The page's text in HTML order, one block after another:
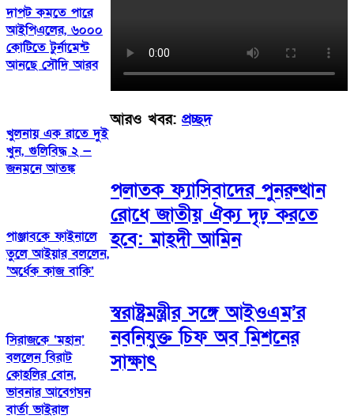
দাপট কমতে পারে
আইপিএলের, ৬০০০
কোটিতে টুর্নামেন্ট
আনছে সৌদি আরব
খুলনায় এক রাতে দুই
খুন, গুলিবিদ্ধ ২ —
জনমনে আতঙ্ক
পাঞ্জাবকে ফাইনালে
তুলে আইয়ার বললেন,
‘অর্ধেক কাজ বাকি’
সিরাজকে ‘মহান’
বললেন বিরাট
কোহলির বোন,
ভাবনার আবেগঘন
বার্তা ভাইরাল
আরও খবর: প্রচ্ছদ
পলাতক ফ্যাসিবাদের পুনরুত্থান
রোধে জাতীয় ঐক্য দৃঢ় করতে
হবে: মাহ্দী আমিন
স্বরাষ্ট্রমন্ত্রীর সঙ্গে আইওএম’র
নবনিযুক্ত চিফ অব মিশনের
সাক্ষাৎ